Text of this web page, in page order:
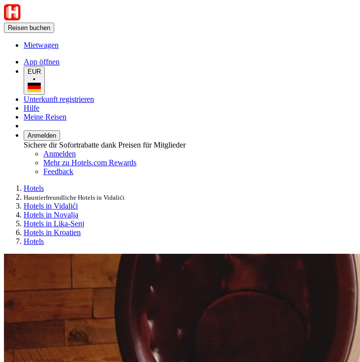
Reisen buchen
Mietwagen
App öffnen
EUR
•
Unterkunft registrieren
Hilfe
Meine Reisen
Anmelden
Sichere dir Sofortrabatte dank Preisen für Mitglieder
Anmelden
Mehr zu Hotels.com Rewards
Feedback
Hotels
Haustierfreundliche Hotels in Vidalići
Hotels in Vidalići
Hotels in Novalja
Hotels in Lika-Senj
Hotels in Kroatien
Hotels